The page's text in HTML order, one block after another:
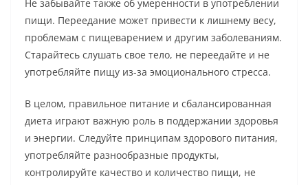
Не забывайте также об умеренности в употреблении
пищи. Переедание может привести к лишнему весу,
проблемам с пищеварением и другим заболеваниям.
Старайтесь слушать свое тело, не переедайте и не
употребляйте пищу из-за эмоционального стресса.
В целом, правильное питание и сбалансированная
диета играют важную роль в поддержании здоровья
и энергии. Следуйте принципам здорового питания,
употребляйте разнообразные продукты,
контролируйте качество и количество пищи, не